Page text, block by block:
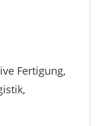
Fertigung,